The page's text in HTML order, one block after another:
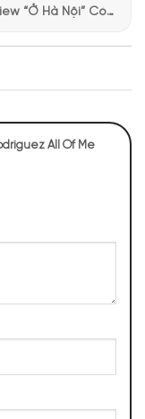
biệt
CẢM NHẬN
“Ở Hà Nội” Có
All Of Me